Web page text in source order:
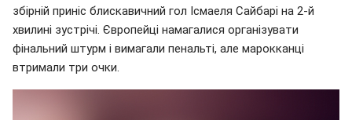
збірній приніс блискавичний гол Ісмаеля Сайбарі на 2-й
хвилині зустрічі. Європейці намагалися організувати
фінальний штурм і вимагали пенальті, але марокканці
втримали три очки.